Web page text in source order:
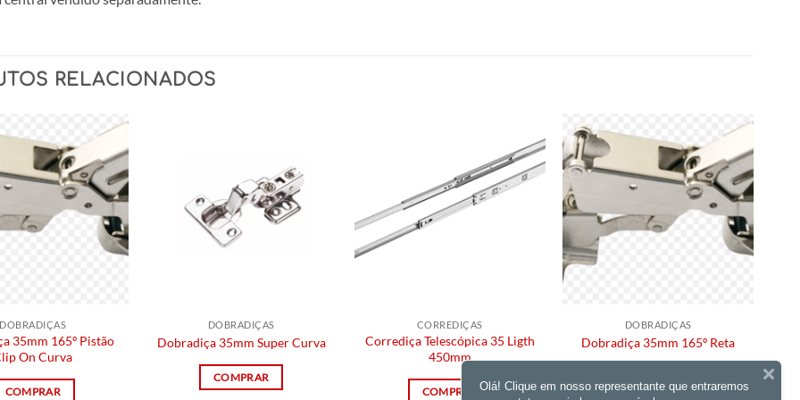
RELACIONADOS
DOBRADIÇAS
35mm 165º Pistão
On Curva
COMPRAR
DOBRADIÇAS
Dobradiça 35mm Super Curva
COMPRAR
CORREDIÇAS
Corrediça Telescópica 35 Ligth
450mm
COMPRAR
DOBRADIÇAS
Dobradiça 35mm 165º Reta
Olá! Clique em nosso representante que entraremos